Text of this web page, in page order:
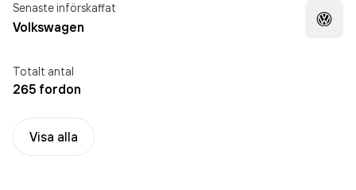
Senaste införskaffat
Volkswagen
Totalt antal
265 fordon
Visa alla